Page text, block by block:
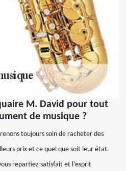
M. David pour tout
de musique ?
toujours soin de racheter des
prix et ce quel que soit leur état.
repartiez satisfait et l’esprit